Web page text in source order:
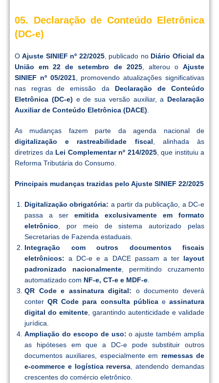
05. Declaração de Conteúdo Eletrônica
(DC-e)
OAjuste SINIEF nº 22/2025, publicado no Diário Oficial da
União em 22 de setembro de 2025, alterou oAjuste
SINIEF nº 05/2021, promovendo atualizações significativas
nas regras de emissão da Declaração de Conteúdo
Eletrônica (DC-e) e de sua versão auxiliar, a Declaração
Auxiliar de Conteúdo Eletrônica (DACE).
As mudanças fazem parte da agenda nacional de
digitalização e rastreabilidade fiscal, alinhada às
diretrizes da Lei Complementar nº 214/2025, que instituiu a
Reforma Tributária do Consumo.
Principais mudanças trazidas pelo Ajuste SINIEF 22/2025
Digitalização obrigatória: a partir da publicação, a DC-e
passa a ser emitida exclusivamente em formato
eletrônico, por meio de sistema autorizado pelas
Secretarias de Fazenda estaduais.
Integração com outros documentos fiscais
eletrônicos: a DC-e e a DACE passam a ter layout
padronizado nacionalmente, permitindo cruzamento
automatizado com NF-e, CT-e e MDF-e.
QR Code e assinatura digital: o documento deverá
conterQR Code para consulta públicaeassinatura
digital do emitente, garantindo autenticidade e validade
jurídica.
Ampliação do escopo de uso: o ajuste também amplia
as hipóteses em que a DC-e pode substituir outros
documentos auxiliares, especialmente em remessas de
e-commerce e logística reversa, atendendo demandas
crescentes do comércio eletrônico.